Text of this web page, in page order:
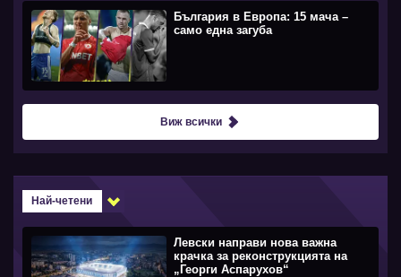
България в Европа: 15 мача –
само една загуба
Виж всички
Най-четени
Левски направи нова важна
крачка за реконструкцията на
„Георги Аспарухов“